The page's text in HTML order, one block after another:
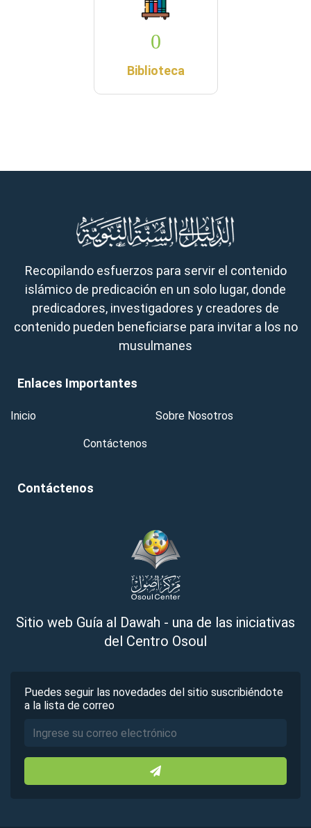
0
Biblioteca
Recopilando esfuerzos para servir el contenido
islámico de predicación en un solo lugar, donde
predicadores, investigadores y creadores de
contenido pueden beneficiarse para invitar a los no
musulmanes
Enlaces Importantes
Inicio Sobre Nosotros
Contáctenos
Contáctenos
Sitio web Guía al Dawah - una de las iniciativas
del Centro Osoul
Puedes seguir las novedades del sitio suscribiéndote
a la lista de correo